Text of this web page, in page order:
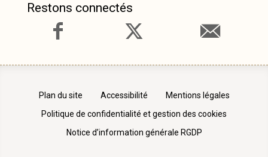
Restons connectés
Plan du site Accessibilité
Mentions légales
Politique de confidentialité et gestion des cookies
Notice d’information générale RGDP